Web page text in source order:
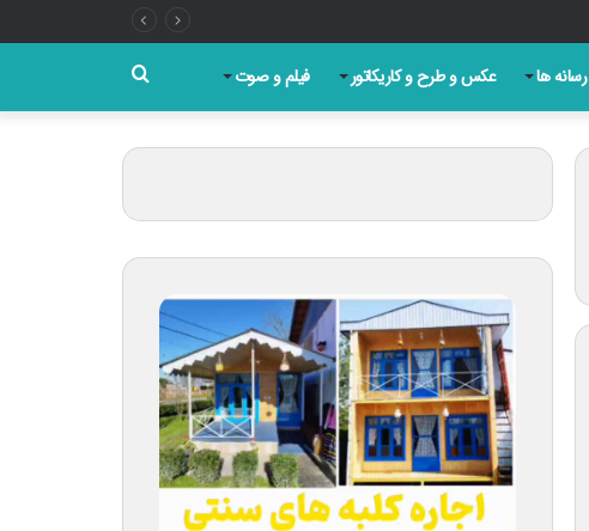
رسانه ها عکس و طرح و کاریکاتور فیلم و صوت
برای